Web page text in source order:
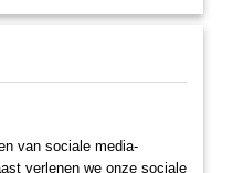
van sociale media-
verlenen we onze sociale